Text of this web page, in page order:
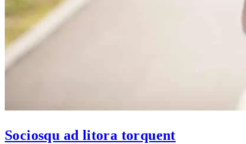
Sociosqu ad litora torquent